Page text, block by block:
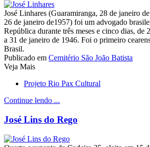
José Linhares (Guaramiranga, 28 de janeiro
26 de janeiro de1957) foi um advogado
República durante três meses e cinco dias, de
a 31 de janeiro de 1946. Foi o primeiro
Brasil.
Publicado em Cemitério São João Batista
Veja Mais
Projeto Rio Pax Cultural
Continue lendo ...
José Lins do Rego